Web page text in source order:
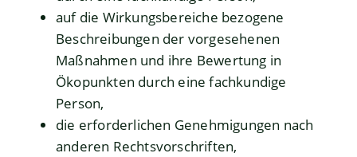
auf die Wirkungsbereiche bezogene
Beschreibungen der vorgesehenen
Maßnahmen und ihre Bewertung in
Ökopunkten durch eine fachkundige
Person,
die erforderlichen Genehmigungen nach
anderen Rechtsvorschriften,